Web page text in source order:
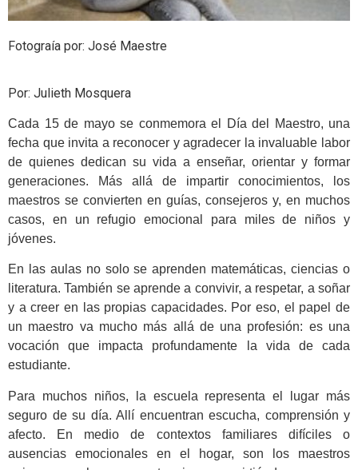
Fotograía por: José Maestre
Por: Julieth Mosquera
Cada 15 de mayo se conmemora el Día del Maestro, una
fecha que invita a reconocer y agradecer la invaluable labor
de quienes dedican su vida a enseñar, orientar y formar
generaciones. Más allá de impartir conocimientos, los
maestros se convierten en guías, consejeros y, en muchos
casos, en un refugio emocional para miles de niños y
jóvenes.
En las aulas no solo se aprenden matemáticas, ciencias o
literatura. También se aprende a convivir, a respetar, a soñar
y a creer en las propias capacidades. Por eso, el papel de
un maestro va mucho más allá de una profesión: es una
vocación que impacta profundamente la vida de cada
estudiante.
Para muchos niños, la escuela representa el lugar más
seguro de su día. Allí encuentran escucha, comprensión y
afecto. En medio de contextos familiares difíciles o
ausencias emocionales en el hogar, son los maestros